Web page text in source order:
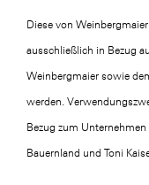
Diese von
ausschließlich in Bezug
Weinbergmaier sowie
werden.
Bezug zum
Bauernland und Toni